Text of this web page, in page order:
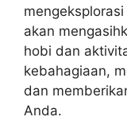
akan
hobi dan
kebahagiaan,
dan
Anda.